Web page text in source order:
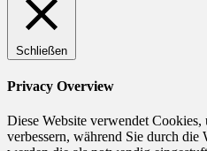
Schließen
Privacy Overview
Diese Website verwendet
verbessern, während Sie durch die